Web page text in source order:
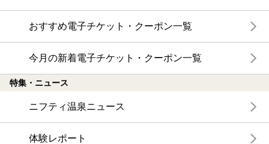
おすすめ電子チケット・クーポン一覧
今月の新着電子チケット・クーポン一覧
特集・ニュース
ニフティ温泉ニュース
体験レポート